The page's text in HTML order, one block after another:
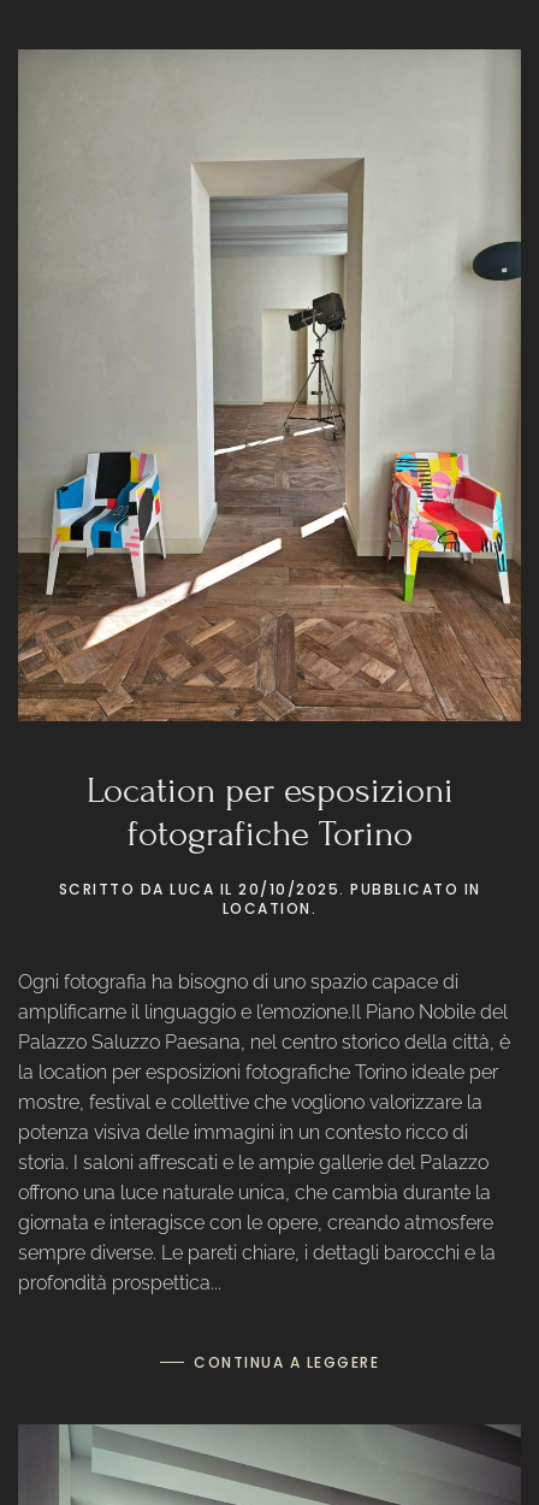
Location per esposizioni
fotografiche Torino
SCRITTO DA LUCA IL 20/10/2025. PUBBLICATO IN
LOCATION.
Ogni fotografia ha bisogno di uno spazio capace di
amplificarne il linguaggio e l’emozione.Il Piano Nobile del
Palazzo Saluzzo Paesana, nel centro storico della città, è
la location per esposizioni fotografiche Torino ideale per
mostre, festival e collettive che vogliono valorizzare la
potenza visiva delle immagini in un contesto ricco di
storia. I saloni affrescati e le ampie gallerie del Palazzo
offrono una luce naturale unica, che cambia durante la
giornata e interagisce con le opere, creando atmosfere
sempre diverse. Le pareti chiare, i dettagli barocchi e la
profondità prospettica...
CONTINUA A LEGGERE